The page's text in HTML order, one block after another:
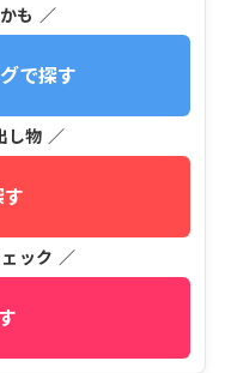
も ／
で探す
し物 ／
ック ／